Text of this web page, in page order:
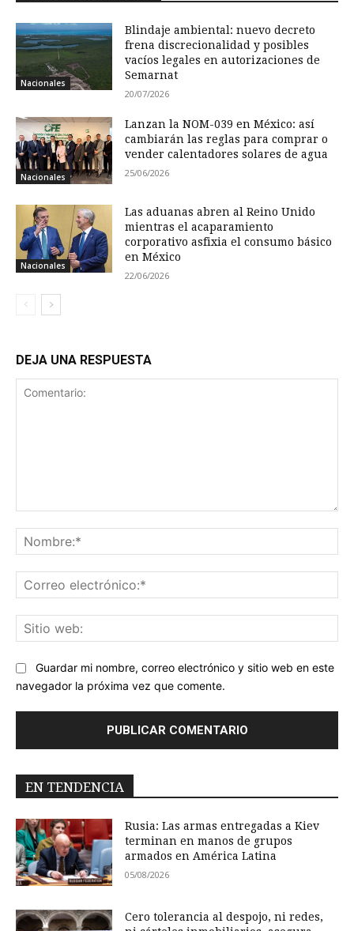
Nacionales
Blindaje ambiental: nuevo decreto
frena discrecionalidad y posibles
vacíos legales en autorizaciones de
Semarnat
20/07/2026
Nacionales
Lanzan la NOM-039 en México: así
cambiarán las reglas para comprar o
vender calentadores solares de agua
25/06/2026
Nacionales
Las aduanas abren al Reino Unido
mientras el acaparamiento
corporativo asfixia el consumo básico
en México
22/06/2026
DEJA UNA RESPUESTA
Guardar mi nombre, correo electrónico y sitio web en este
navegador la próxima vez que comente.
EN TENDENCIA
Rusia: Las armas entregadas a Kiev
terminan en manos de grupos
armados en América Latina
05/08/2026
Cero tolerancia al despojo, ni redes,